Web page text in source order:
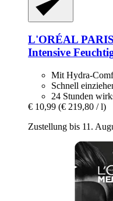
L'ORÉAL PARIS
Intensive
Mit Hydra-
Schnell
24 Stunden
€ 10,99 (€ 219,80 / l)
Zustellung bis 11.